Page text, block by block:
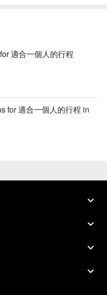
適合一個人的行程
for 適合一個人的行程 in